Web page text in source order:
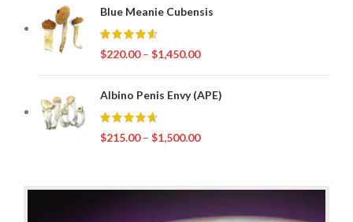
Blue Meanie Cubensis
$220.00 – $1,450.00
Albino Penis Envy (APE)
$215.00 – $1,500.00